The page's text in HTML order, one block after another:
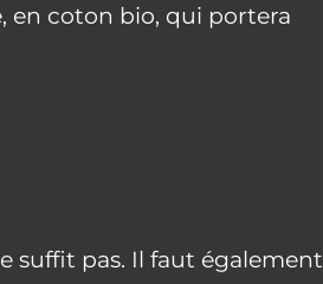
en coton bio, qui portera
suffit pas. Il faut également